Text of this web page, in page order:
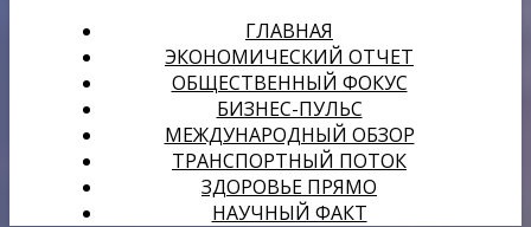
ГЛАВНАЯ
ЭКОНОМИЧЕСКИЙ ОТЧЕТ
ОБЩЕСТВЕННЫЙ ФОКУС
БИЗНЕС-ПУЛЬС
МЕЖДУНАРОДНЫЙ ОБЗОР
ТРАНСПОРТНЫЙ ПОТОК
ЗДОРОВЬЕ ПРЯМО
НАУЧНЫЙ ФАКТ